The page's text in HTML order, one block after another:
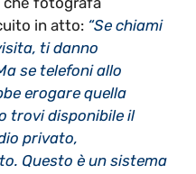
in atto: “Se chiami
ti danno
se telefoni allo
erogare quella
trovi disponibile il
privato,
Questo è un sistema